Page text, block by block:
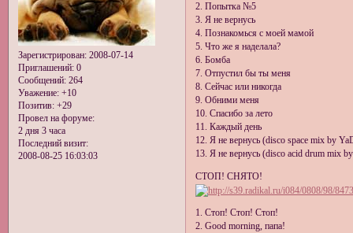
Зарегистрирован: 2008-07-14
Приглашений:0
Сообщений:264
Уважение: +10
Позитив: +29
Провел на форуме:
2 дня 3 часа
Последний визит:
2008-08-25 16:03:03
2. Попытка №5
3. Я не вернусь
4. Познакомься с моей мамой
5. Что же я наделала?
6. Бомба
7. Отпустил бы ты меня
8. Сейчас или никогда
9. Обними меня
10. Спасибо за лето
11. Каждый день
12. Я не вернусь (disco space mix by
13. Я не вернусь (disco acid drum mix
СТОП! СНЯТО!
1. Стоп! Стоп! Стоп!
2. Good morning, папа!